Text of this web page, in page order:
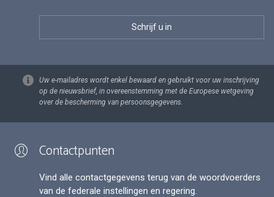
Uw e-mailadres wordt enkel bewaard en gebruikt voor uw inschrijving
op de nieuwsbrief, in overeenstemming met de Europese wetgeving
over de bescherming van persoonsgegevens.
Contactpunten
Vind alle contactgegevens terug van de woordvoerders
van de federale instellingen en regering.